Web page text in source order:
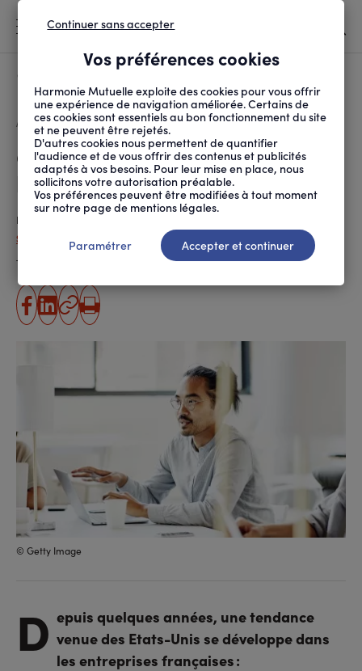
D'ARIANE
ACCUEIL SANTÉ AU TRAVAIL ORGANISATION ET ÉVOL... QU’EST-CE QUE L’INTR...
Qu’est-ce que
l’intrapreneuriat ?
Publié le
Solal Duchêne
Temps de lecture estimé 6 minute(s)
partager
facebook
partager
linkedin
Copier
l'URL
Imprimer
© Getty Image
D epuis quelques années, une tendance
venue des Etats-Unis se développe dans
les entreprises françaises :
Vos préférences cookies
Harmonie Mutuelle exploite des cookies pour vous offrir
une expérience de navigation améliorée. Certains de
ces cookies sont essentiels au bon fonctionnement du site
et ne peuvent être rejetés.
D'autres cookies nous permettent de quantifier
l'audience et de vous offrir des contenus et publicités
adaptés à vos besoins. Pour leur mise en place, nous
sollicitons votre autorisation préalable.
Vos préférences peuvent être modifiées à tout moment
sur notre page de mentions légales.
Continuer sans accepter
Paramétrer Accepter et continuer